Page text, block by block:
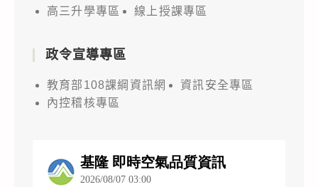
高三升學專區
線上授課專區
政令宣導專區
教育部108課綱資訊網
資訊安全專區
內控稽核專區